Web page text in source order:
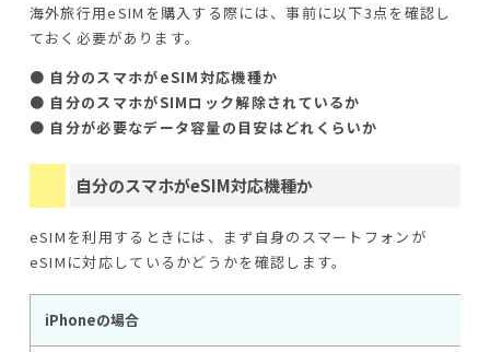
海外旅行用eSIMを購入する際には、事前に以下3点を確認し
ておく必要があります。
● 自分のスマホがeSIM対応機種か
● 自分のスマホがSIMロック解除されているか
● 自分が必要なデータ容量の目安はどれくらいか
自分のスマホがeSIM対応機種か
eSIMを利用するときには、まず自身のスマートフォンが
eSIMに対応しているかどうかを確認します。
iPhoneの場合